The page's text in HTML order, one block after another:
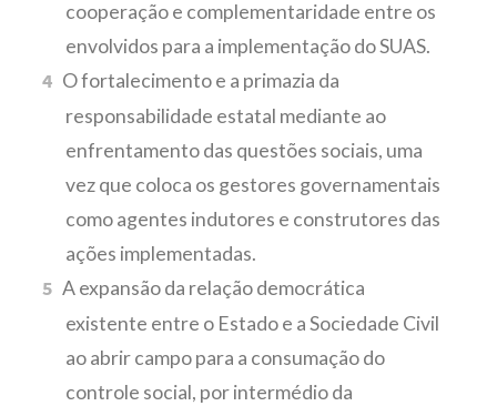
cooperação e complementaridade entre os
envolvidos para a implementação do SUAS.
O fortalecimento e a primazia da
responsabilidade estatal mediante ao
enfrentamento das questões sociais, uma
vez que coloca os gestores governamentais
como agentes indutores e construtores das
ações implementadas.
A expansão da relação democrática
existente entre o Estado e a Sociedade Civil
ao abrir campo para a consumação do
controle social, por intermédio da